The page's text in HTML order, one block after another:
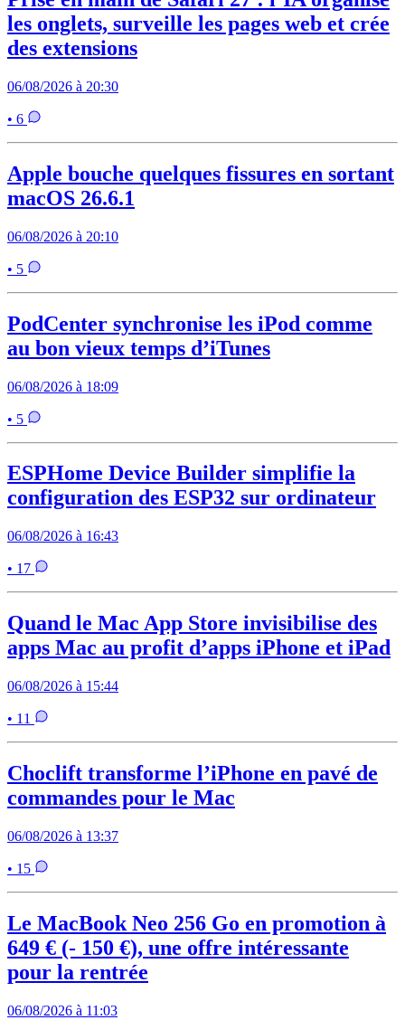
les onglets, surveille les pages web et crée
des extensions
06/08/2026 à 20:30
• 6
Apple bouche quelques fissures en sortant
macOS 26.6.1
06/08/2026 à 20:10
• 5
PodCenter synchronise les iPod comme
au bon vieux temps d’iTunes
06/08/2026 à 18:09
• 5
ESPHome Device Builder simplifie la
configuration des ESP32 sur ordinateur
06/08/2026 à 16:43
• 17
Quand le Mac App Store invisibilise des
apps Mac au profit d’apps iPhone et iPad
06/08/2026 à 15:44
• 11
Choclift transforme l’iPhone en pavé de
commandes pour le Mac
06/08/2026 à 13:37
• 15
Le MacBook Neo 256 Go en promotion à
649 € (- 150 €), une offre intéressante
pour la rentrée
06/08/2026 à 11:03